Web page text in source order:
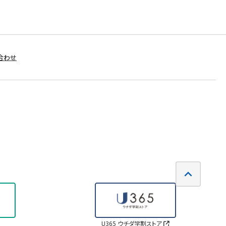
わせ
U365 ウチダ学割ストア